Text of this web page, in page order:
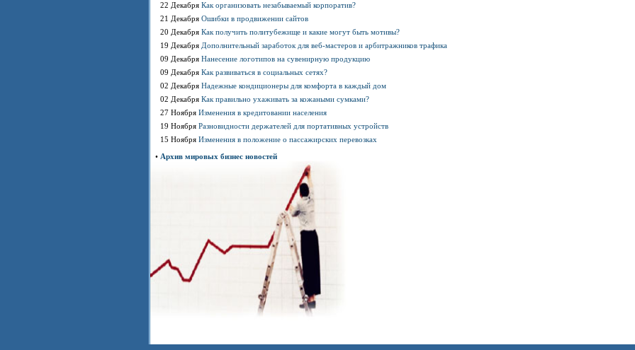
22 Декабря Как организовать незабываемый корпоратив?
21 Декабря Ошибки в продвижении сайтов
20 Декабря Как получить политубежище и какие могут быть мотивы?
19 Декабря Дополнительный заработок для веб-мастеров и арбитражников трафика
09 Декабря Нанесение логотипов на сувенирную продукцию
09 Декабря Как развиваться в социальных сетях?
02 Декабря Надежные кондиционеры для комфорта в каждый дом
02 Декабря Как правильно ухаживать за кожаными сумками?
27 Ноября Изменения в кредитовании населения
19 Ноября Разновидности держателей для портативных устройств
15 Ноября Изменения в положение о пассажирских перевозках
• Архив мировых бизнес новостей